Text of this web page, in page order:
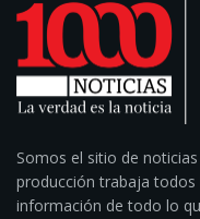
Somos el sitio de
producción trabaja todos
información de todo lo